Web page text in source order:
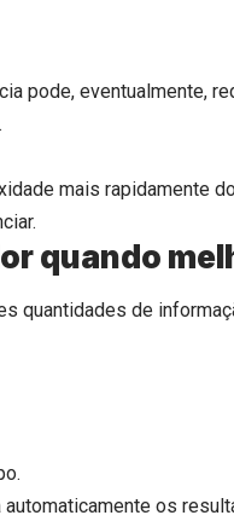
pode, eventualmente,
mais rapidamente
quando
quantidades de
os